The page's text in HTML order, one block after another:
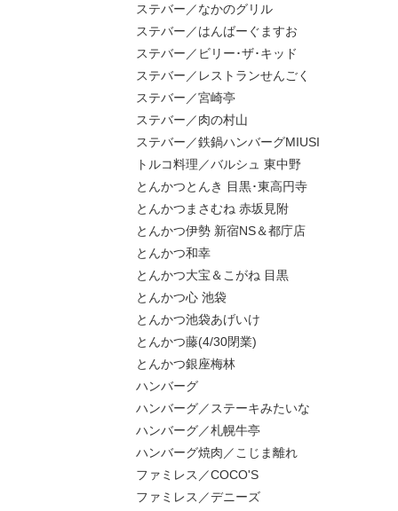
ステバー／なかのグリル
ステバー／はんばーぐますお
ステバー／ビリー･ザ･キッド
ステバー／レストランせんごく
ステバー／宮崎亭
ステバー／肉の村山
ステバー／鉄鍋ハンバーグMIUSI
トルコ料理／バルシュ 東中野
とんかつとんき 目黒･東高円寺
とんかつまさむね 赤坂見附
とんかつ伊勢 新宿NS＆都庁店
とんかつ和幸
とんかつ大宝＆こがね 目黒
とんかつ心 池袋
とんかつ池袋あげいけ
とんかつ藤(4/30閉業)
とんかつ銀座梅林
ハンバーグ
ハンバーグ／ステーキみたいな
ハンバーグ／札幌牛亭
ハンバーグ焼肉／こじま離れ
ファミレス／COCO'S
ファミレス／デニーズ